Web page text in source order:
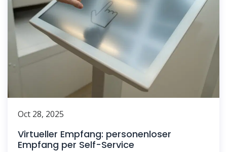
Oct 28, 2025
Virtueller Empfang: personenloser
Empfang per Self-Service